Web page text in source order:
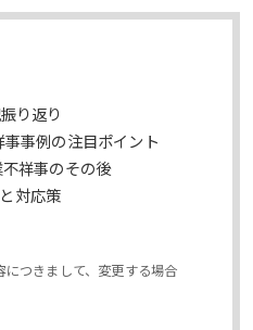
り返り
事例の注目ポイント
祥事のその後
対応策
つきまして、変更する場合